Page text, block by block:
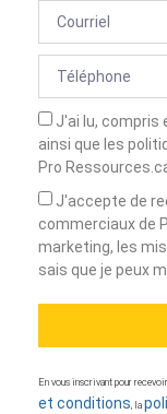
J'ai lu,
ainsi que les
Pro
J'accepte de
commerciaux de
marketing, les
sais que je peux
En vous inscrivant pour
et conditions, la